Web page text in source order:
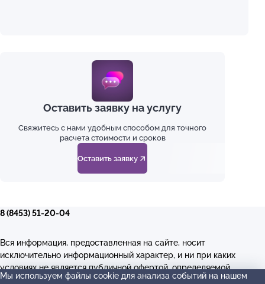
Оставить заявку на услугу
Свяжитесь с нами удобным способом для точного
расчета стоимости и сроков
Оставить заявку
8 (8453) 51-20-04
Вся информация, предоставленная на сайте, носит
исключительно информационный характер, и ни при каких
условиях не является публичной офертой, определяемой
положениями Статьи 437(2) Гражданского кодекса РФ.
Мы используем файлы cookie для анализа событий на нашем